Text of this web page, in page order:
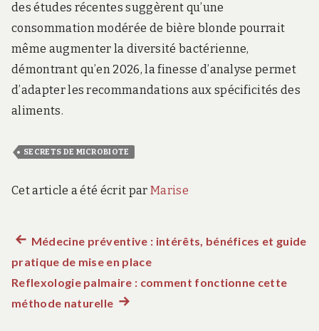
des études récentes suggèrent qu’une
consommation modérée de bière blonde pourrait
même augmenter la diversité bactérienne,
démontrant qu’en 2026, la finesse d’analyse permet
d’adapter les recommandations aux spécificités des
aliments.
SECRETS DE MICROBIOTE
Cet article a été écrit par Marise
Navigation
de
Article
précédent :
Médecine préventive : intérêts, bénéfices et guide
pratique de mise en place
Reflexologie palmaire : comment fonctionne cette
méthode naturelleArticle